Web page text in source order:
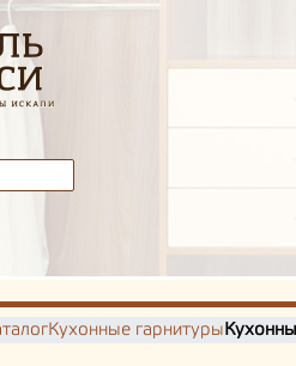
Кухонные гарнитуры